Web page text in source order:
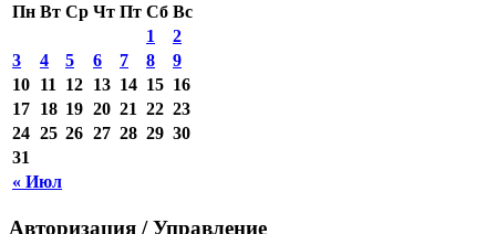
Пн Вт Ср Чт Пт Сб Вс
« Июл
1
2
3
4 5 6 7 8
9
10 11 12 13 14 15 16
17 18 19 20 21 22 23
24 25 26 27 28 29 30
31
Авторизация / Управление